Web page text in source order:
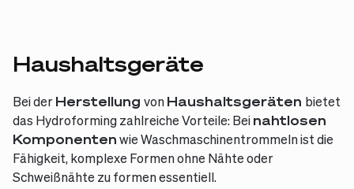
Haushaltsgeräte
Bei derHerstellung vonHaushaltsgeräten bietet
das Hydroforming zahlreiche Vorteile: Beinahtlosen
Komponentenwie Waschmaschinentrommeln ist die
Fähigkeit, komplexe Formen ohne Nähte oder
Schweißnähte zu formen essentiell.